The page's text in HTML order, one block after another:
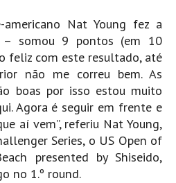
Nat Young fez a
somou 9 pontos (em 10
feliz com este resultado, até
não me correu bem. As
boas por isso estou muito
Agora é seguir em frente e
aí vem”, referiu Nat Young,
Series, o US Open of
presented by Shiseido,
no 1.º round.